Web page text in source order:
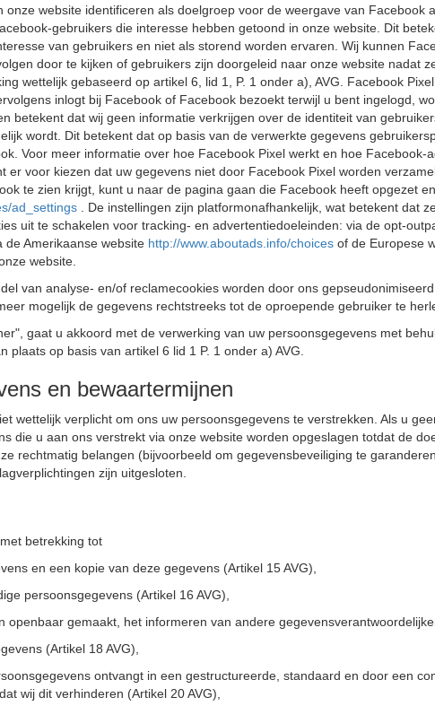
website identificeren als doelgroep voor de weergave van
gebruikers die interesse hebben getoond in onze website. Dit
van gebruikers en niet als storend worden ervaren. Wij kunnen
door te kijken of gebruikers zijn doorgeleid naar onze website nadat
wettelijk gebaseerd op artikel 6, lid 1, P. 1 onder a), AVG. Facebook
inlogt bij Facebook of Facebook bezoekt terwijl u bent ingelogd,
betekent dat wij geen informatie verkrijgen over de identiteit van
wordt. Dit betekent dat op basis van de verwerkte gegevens
Voor meer informatie over hoe Facebook Pixel werkt en hoe
er voor kiezen dat uw gegevens niet door Facebook Pixel worden
te zien krijgt, kunt u naar de pagina gaan die Facebook heeft opgezet
ad_settings
. De instellingen zijn platformonafhankelijk, wat betekent dat
uit te schakelen voor tracking- en advertentiedoeleinden: via de opt-
de Amerikaanse website http://www.aboutads.info/choices of de Europese
website.
van analyse- en/of reclamecookies worden door ons
mogelijk de gegevens rechtstreeks tot de oproepende gebruiker te
gaat u akkoord met de verwerking van uw persoonsgegevens met
op basis van artikel 6 lid 1 P. 1 onder a) AVG.
en bewaartermijnen
wettelijk verplicht om ons uw persoonsgegevens te verstrekken. Als u
die u aan ons verstrekt via onze website worden opgeslagen totdat de
rechtmatig belangen (bijvoorbeeld om gegevensbeveiliging te
zijn uitgesloten.
betrekking tot
en een kopie van deze gegevens (Artikel 15 AVG),
persoonsgegevens (Artikel 16 AVG),
gemaakt, het informeren van andere
(Artikel 18 AVG),
ontvangt in een gestructureerde, standaard en door een
wij dit verhinderen (Artikel 20 AVG),